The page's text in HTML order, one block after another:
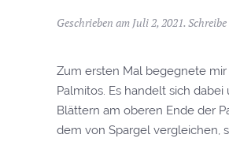
Geschrieben am Juli 2, 2021.
Zum ersten Mal begegnete mir
Palmitos. Es handelt sich
Blättern am oberen Ende der
dem von Spargel vergleichen,